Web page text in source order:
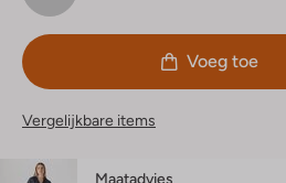
Voeg toe
Vergelijkbare items
Maatadvies